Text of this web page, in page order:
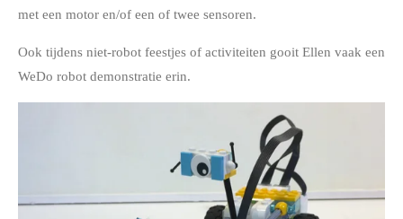
met een motor en/of een of twee sensoren.
Ook tijdens niet-robot feestjes of activiteiten gooit Ellen vaak een
WeDo robot demonstratie erin.